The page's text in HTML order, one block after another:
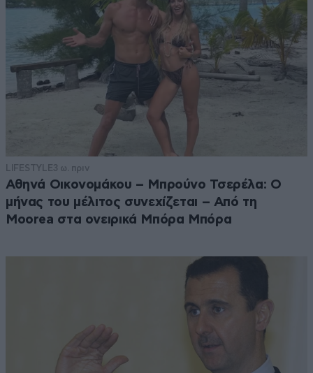
LIFESTYLE3 ω. πριν
Αθηνά Οικονομάκου – Μπρούνο Τσερέλα: Ο
μήνας του μέλιτος συνεχίζεται – Από τη
Moorea στα ονειρικά Μπόρα Μπόρα